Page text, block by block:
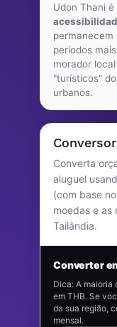
Udon Thani
permanecem
períodos
morador
"turísticos"
urbanos.
Converta
aluguel
(com base
moedas e as
Tailândia.
Converter
Dica: A maioria
em THB. Se
da sua região,
mensal.